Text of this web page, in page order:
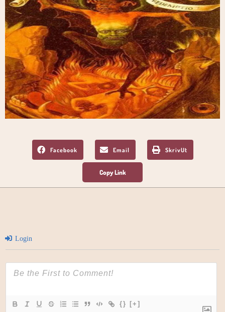
Facebook Email SkrivUt
Login
{} [+]